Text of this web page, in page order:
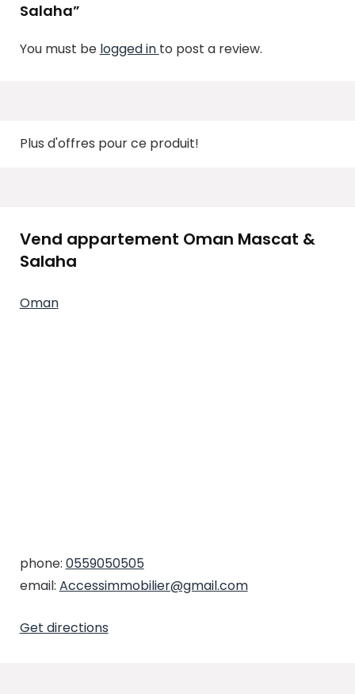
Salaha”
You must be logged in to post a review.
Plus d'offres pour ce produit!
Vend appartement Oman Mascat &
Salaha
Oman
phone: 0559050505
email: Accessimmobilier@gmail.com
Get directions